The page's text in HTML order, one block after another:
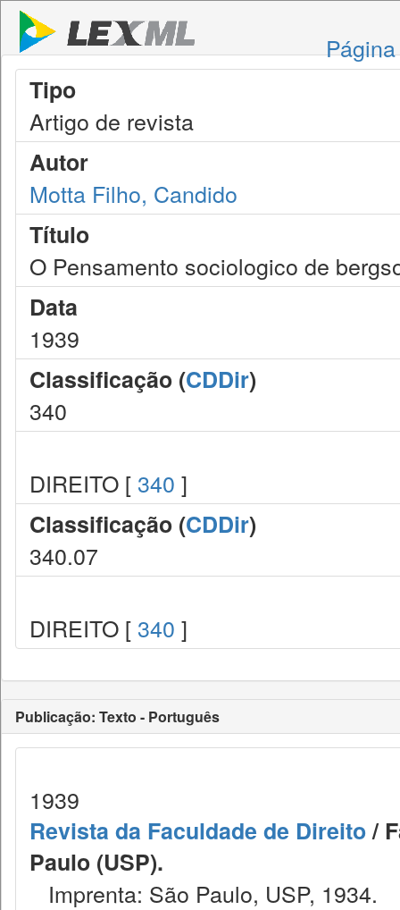
Tipo
Artigo de revista
Autor
Motta Filho, Candido
Título
O Pensamento sociologico de
Data
1939
Classificação (CDDir)
340
DIREITO [ 340 ]
Classificação (CDDir)
340.07
DIREITO [ 340 ]
Publicação: Texto - Português
1939
Revista da Faculdade de Direito/
Paulo (USP).
Imprenta: São Paulo, USP, 1934.